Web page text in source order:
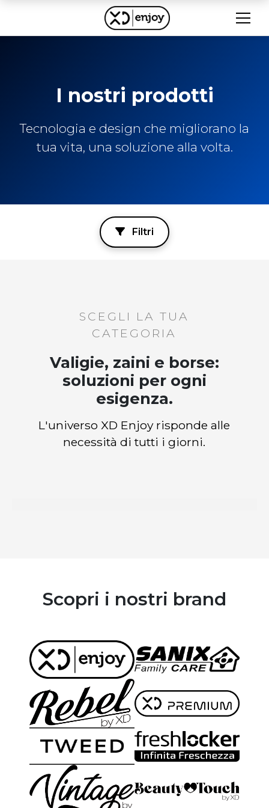
I nostri prodotti
Tecnologia e design che migliorano la
tua vita, una soluzione alla volta.
Filtri
SCEGLI LA TUA
CATEGORIA
Valigie, zaini e borse:
soluzioni per ogni
esigenza.
L'universo XD Enjoy risponde alle
necessità di tutti i giorni.
Scopri i nostri brand